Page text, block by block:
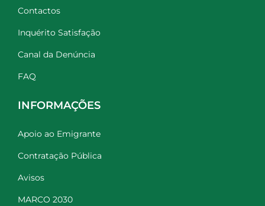
Contactos
Inquérito Satisfação
Canal da Denúncia
FAQ
INFORMAÇÕES
Apoio ao Emigrante
Contratação Pública
Avisos
MARCO 2030